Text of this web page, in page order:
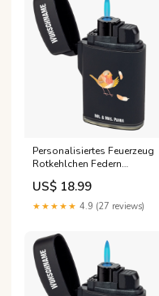
Personalisiertes Feuerzeug
Rotkehlchen Federn
Fachärztin für Radiologie mit
Herz
US$ 18.99
★★★★★ 4.9 (27 reviews)